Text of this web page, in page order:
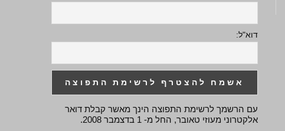
דוא"ל:
עם הרשמך לרשימת התפוצה הינך מאשר קבלת דואר
אלקטרוני מעוזי טאובר, החל מ- 1 בדצמבר 2008.